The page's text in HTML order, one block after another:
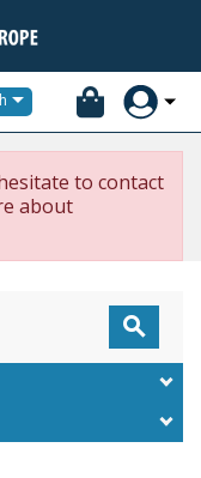

to contact
about
